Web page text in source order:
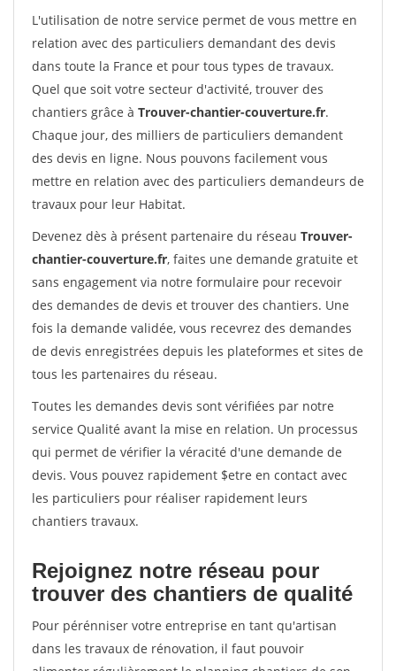
L'utilisation de notre service permet de vous mettre en
relation avec des particuliers demandant des devis
dans toute la France et pour tous types de travaux.
Quel que soit votre secteur d'activité, trouver des
chantiers grâce à Trouver-chantier-couverture.fr.
Chaque jour, des milliers de particuliers demandent
des devis en ligne. Nous pouvons facilement vous
mettre en relation avec des particuliers demandeurs de
travaux pour leur Habitat.
Devenez dès à présent partenaire du réseau Trouver-
chantier-couverture.fr, faites une demande gratuite et
sans engagement via notre formulaire pour recevoir
des demandes de devis et trouver des chantiers. Une
fois la demande validée, vous recevrez des demandes
de devis enregistrées depuis les plateformes et sites de
tous les partenaires du réseau.
Toutes les demandes devis sont vérifiées par notre
service Qualité avant la mise en relation. Un processus
qui permet de vérifier la véracité d'une demande de
devis. Vous pouvez rapidement $etre en contact avec
les particuliers pour réaliser rapidement leurs
chantiers travaux.
Rejoignez notre réseau pour
trouver des chantiers de qualité
Pour pérénniser votre entreprise en tant qu'artisan
dans les travaux de rénovation, il faut pouvoir